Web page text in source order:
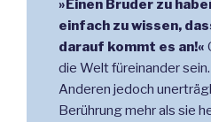
»Einen Bruder zu
einfach zu wissen,
darauf kommt es an!«
die Welt füreinander
Anderen jedoch
Berührung mehr als sie